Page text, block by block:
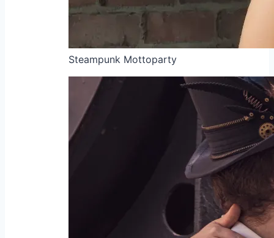
Steampunk Mottoparty